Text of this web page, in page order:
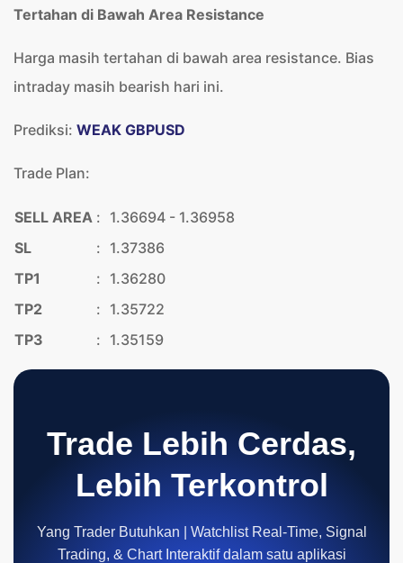
Tertahan di Bawah Area Resistance
Harga masih tertahan di bawah area resistance. Bias
intraday masih bearish hari ini.
Prediksi: WEAK GBPUSD
Trade Plan:
SELL AREA : 1.36694 - 1.36958
SL
: 1.37386
TP1
: 1.36280
TP2
: 1.35722
TP3
: 1.35159
Trade Lebih Cerdas,
Lebih Terkontrol
Yang Trader Butuhkan | Watchlist Real-Time, Signal
Trading, & Chart Interaktif dalam satu aplikasi